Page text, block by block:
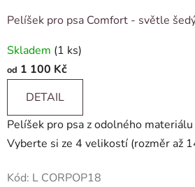
Pelíšek pro psa Comfort - světle
Skladem (1 ks)
od 1 100 Kč
DETAIL
Pelíšek pro psa z odolného
Vyberte si ze 4 velikostí (rozměr až
Kód: L CORPOP18